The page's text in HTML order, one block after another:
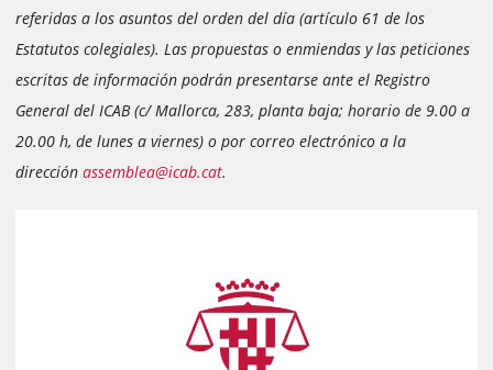
referidas a los asuntos del orden del día (artículo 61 de los
Estatutos colegiales). Las propuestas o enmiendas y las peticiones
escritas de información podrán presentarse ante el Registro
General del ICAB (c/ Mallorca, 283, planta baja; horario de 9.00 a
20.00 h, de lunes a viernes) o por correo electrónico a la
dirección assemblea@icab.cat.